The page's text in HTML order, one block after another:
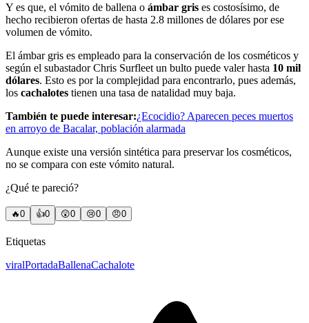
Y es que, el vómito de ballena o ámbar gris es costosísimo, de
hecho recibieron ofertas de hasta 2.8 millones de dólares por ese
volumen de vómito.
El ámbar gris es empleado para la conservación de los cosméticos y
según el subastador Chris Surfleet un bulto puede valer hasta 10 mil
dólares. Esto es por la complejidad para encontrarlo, pues además,
los cachalotes tienen una tasa de natalidad muy baja.
También te puede interesar:¿Ecocidio? Aparecen peces muertos
en arroyo de Bacalar, población alarmada
Aunque existe una versión sintética para preservar los cosméticos,
no se compara con este vómito natural.
¿Qué te pareció?
🔥0 👍0 😲0 😢0 😠0
Etiquetas
viralPortadaBallenaCachalote